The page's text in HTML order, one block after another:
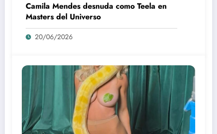
Camila Mendes desnuda como Teela en
Masters del Universo
20/06/2026